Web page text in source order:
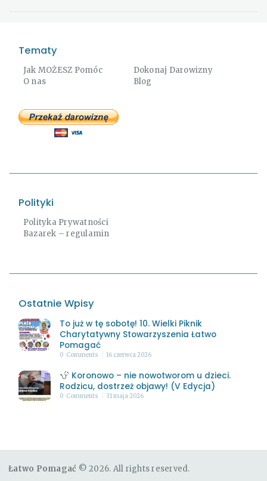
Tematy
Jak MOŻESZ Pomóc
Dokonaj Darowizny
O nas
Blog
Polityki
Polityka Prywatności
Bazarek – regulamin
Ostatnie Wpisy
To już w tę sobotę! 10. Wielki Piknik
Charytatywny Stowarzyszenia Łatwo
Pomagać
0 Comments 16 czerwca 2026
Koronowo – nie nowotworom u dzieci.
Rodzicu, dostrzeż objawy! (V Edycja)
0 Comments 31 maja 2026
Łatwo Pomagać © 2026. All rights reserved.